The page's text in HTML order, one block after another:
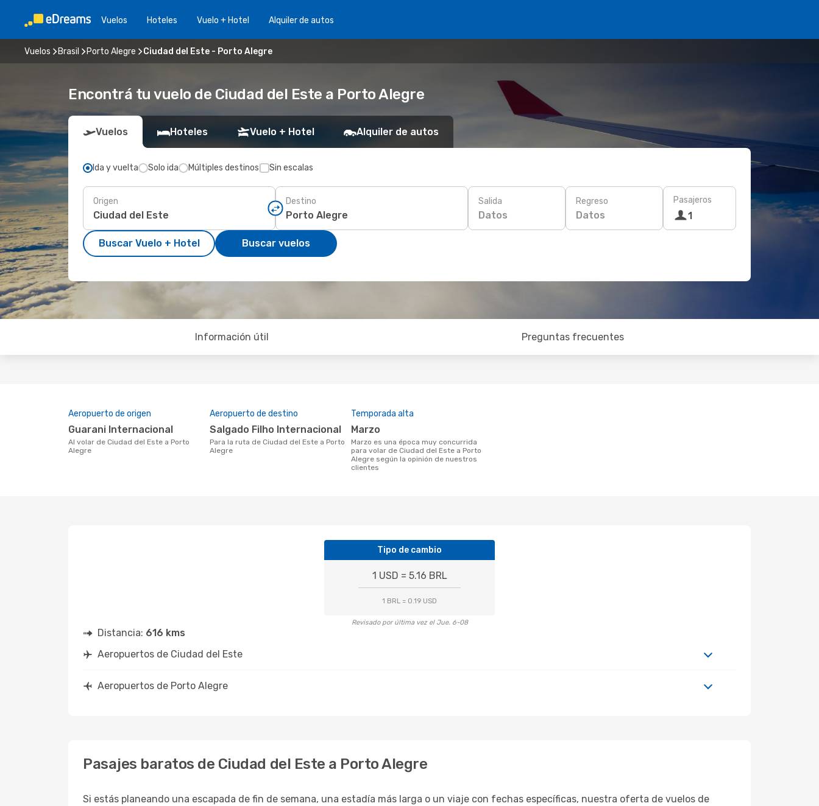
Vuelos Hoteles Vuelo + Hotel Alquiler de autos
Vuelos Brasil Porto Alegre Ciudad del Este - Porto Alegre
Encontrá tu vuelo de Ciudad del Este a Porto Alegre
Vuelos Hoteles Vuelo + Hotel Alquiler de autos
Ida y vuelta Solo ida Múltiples destinos Sin escalas
Origen Destino Salida
Datos
Regreso
Datos
Pasajeros
1
Buscar Vuelo + Hotel Buscar vuelos
Información útil Preguntas frecuentes
Aeropuerto de origen
Guarani Internacional
Al volar de Ciudad del Este a Porto
Alegre
Aeropuerto de destino
Salgado Filho Internacional
Para la ruta de Ciudad del Este a Porto
Alegre
Temporada alta
marzo
marzo es una época muy concurrida
para volar de Ciudad del Este a Porto
Alegre según la opinión de nuestros
clientes
Tipo de cambio
1 USD = 5.16 BRL
1 BRL = 0.19 USD
Revisado por última vez el Jue. 6-08
Distancia: 616 kms
Aeropuertos de Ciudad del Este
Aeropuertos de Porto Alegre
Pasajes baratos de Ciudad del Este a Porto Alegre
Si estás planeando una escapada de fin de semana, una estadía más larga o un viaje con fechas específicas, nuestra oferta de vuelos de